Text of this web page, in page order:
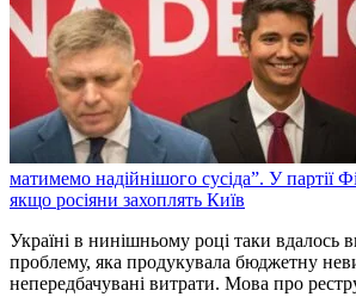
матимемо надійнішого сусіда”. У партії
якщо росіяни захоплять Київ
Україні в нинішньому році таки вдалось
проблему, яка продукувала бюджетну
непередбачувані витрати. Мова про